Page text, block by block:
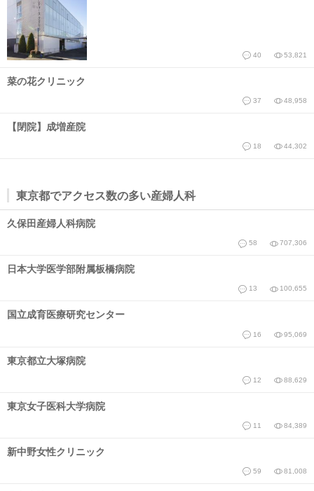
40 53,821
菜の花クリニック
37 48,958
【閉院】成増産院
18 44,302
東京都でアクセス数の多い産婦人科
久保田産婦人科病院
58 707,306
日本大学医学部附属板橋病院
13 100,655
国立成育医療研究センター
16 95,069
東京都立大塚病院
12 88,629
東京女子医科大学病院
11 84,389
新中野女性クリニック
59 81,008